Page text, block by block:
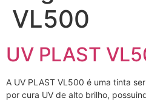
VL500
UV PLAST
A UV PLAST VL500 é uma tinta
por cura UV de alto brilho,